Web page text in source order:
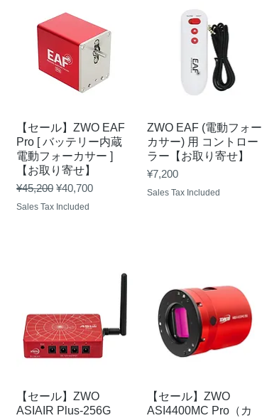
Quick View
【セール】ZWO EAF
Pro [ バッテリー内蔵
電動フォーカサー ]
【お取り寄せ】
Regular Price
¥45,200 Sale Price
¥40,700
Sales Tax Included
Quick View
ZWO EAF (電動フォー
カサー) 用 コントロー
ラー【お取り寄せ】
Price
¥7,200
Sales Tax Included
Quick View
【セール】ZWO
ASIAIR Plus-256G
Quick View
【セール】ZWO
ASI4400MC Pro（カ